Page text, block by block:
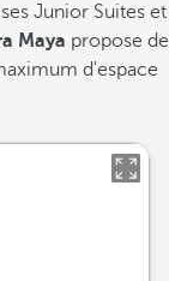
Junior Suites et
Maya propose de
d'espace